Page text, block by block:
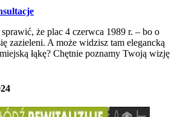
że plac 4 czerwca 1989 r. – bo o
zazieleni. A może widzisz tam elegancką
łąkę? Chętnie poznamy Twoją wizję